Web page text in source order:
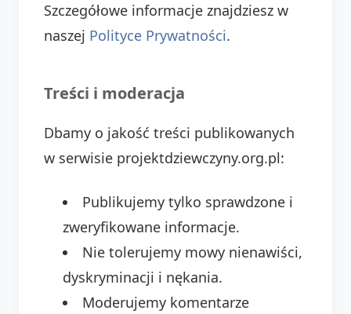
Szczegółowe informacje znajdziesz w
naszej Polityce Prywatności.
Treści i moderacja
Dbamy o jakość treści publikowanych
w serwisie projektdziewczyny.org.pl:
Publikujemy tylko sprawdzone i
zweryfikowane informacje.
Nie tolerujemy mowy nienawiści,
dyskryminacji i nękania.
Moderujemy komentarze